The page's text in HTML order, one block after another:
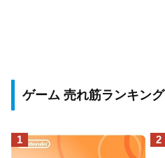
ゲーム 売れ筋ランキング
1 2